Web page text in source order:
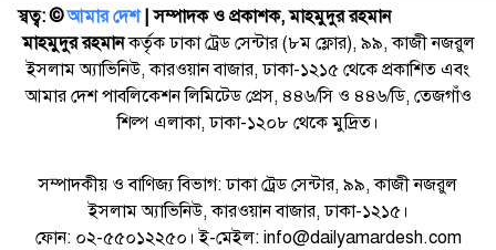
স্বত্ব: ©️আমার দেশ| সম্পাদক ও প্রকাশক, মাহমুদুর রহমান
মাহমুদুর রহমানকর্তৃক ঢাকা ট্রেড সেন্টার (৮ম ফ্লোর), ৯৯, কাজী নজরুল
ইসলাম অ্যাভিনিউ, কারওয়ান বাজার, ঢাকা-১২১৫ থেকে প্রকাশিত এবং
আমার দেশ পাবলিকেশন লিমিটেড প্রেস, ৪৪৬/সি ও ৪৪৬/ডি, তেজগাঁও
শিল্প এলাকা, ঢাকা-১২০৮ থেকে মুদ্রিত।
সম্পাদকীয় ও বাণিজ্য বিভাগ: ঢাকা ট্রেড সেন্টার, ৯৯, কাজী নজরুল
ইসলাম অ্যাভিনিউ, কারওয়ান বাজার, ঢাকা-১২১৫।
ফোন: ০২-৫৫০১২২৫০। ই-মেইল: info@dailyamardesh.com